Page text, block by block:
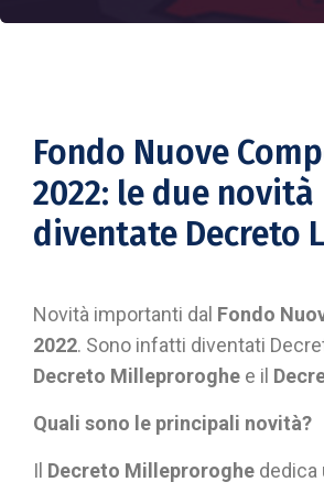
Fondo Nuove
2022: le due novità
diventate Decreto
Novità importanti dal Fondo
2022. Sono infatti diventati
Decreto Milleproroghe e il
Quali sono le principali novità?
Il Decreto Milleproroghe dedica